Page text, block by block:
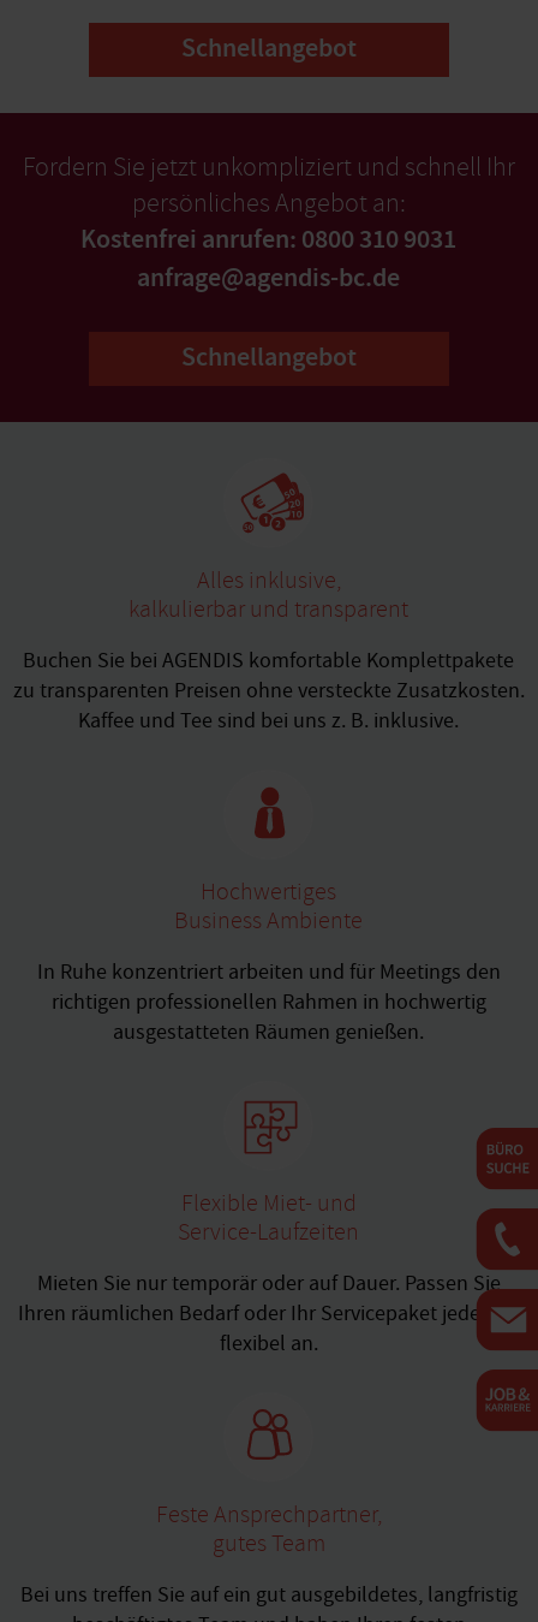
Schnellangebot
Fordern Sie jetzt unkompliziert und schnell Ihr
persönliches Angebot an:
Kostenfrei anrufen: 0800 310 9031
anfrage@agendis-bc.de
Schnellangebot
Alles inklusive,
kalkulierbar und transparent
Buchen Sie bei AGENDIS komfortable Komplettpakete
zu transparenten Preisen ohne versteckte Zusatzkosten.
Kaffee und Tee sind bei uns z. B. inklusive.
Hochwertiges
Business Ambiente
In Ruhe konzentriert arbeiten und für Meetings den
richtigen professionellen Rahmen in hochwertig
ausgestatteten Räumen genießen.
Flexible Miet- und
Service-Laufzeiten
Mieten Sie nur temporär oder auf Dauer. Passen Sie
Ihren räumlichen Bedarf oder Ihr Servicepaket jederzeit
flexibel an.
Feste Ansprechpartner,
gutes Team
Bei uns treffen Sie auf ein gut ausgebildetes, langfristig